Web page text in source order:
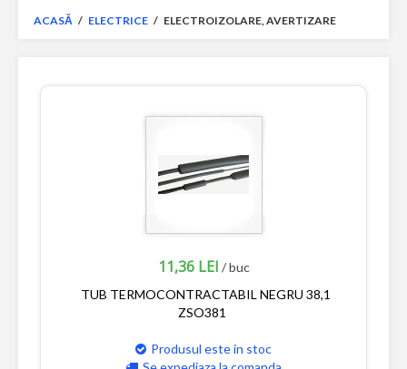
ACASĂ / ELECTRICE / ELECTROIZOLARE, AVERTIZARE
11,36 LEI / buc
TUB TERMOCONTRACTABIL NEGRU 38,1
ZSO381
Produsul este in stoc